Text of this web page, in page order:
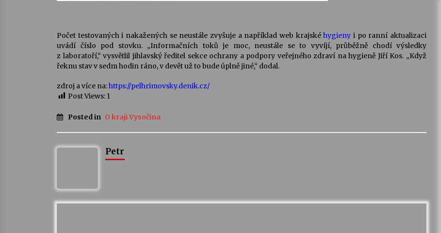
Počet testovaných i nakažených se neustále zvyšuje a například web krajskéhygieny i po ranní aktualizaci
uvádí číslo pod stovku. „Informačních toků je moc, neustále se to vyvíjí, průběžně chodí výsledky
z laboratoří,“ vysvětlil jihlavský ředitel sekce ochrany a podpory veřejného zdraví na hygieně Jiří Kos. „Když
řeknu stav v sedm hodin ráno, v devět už to bude úplně jiné,“ dodal.
zdroj a více na:https://pelhrimovsky.denik.cz/
Post Views: 1
Posted in O kraji Vysočina
Petr